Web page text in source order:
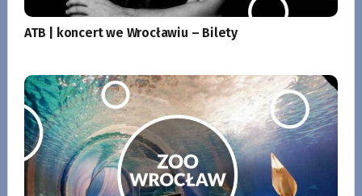
ATB | koncert we Wrocławiu – Bilety